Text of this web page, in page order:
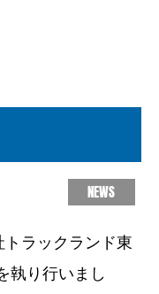
NEWS
ラックランド東
執り行いまし